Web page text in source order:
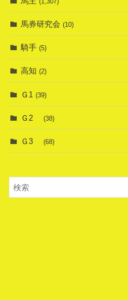
馬券研究会 (10)
騎手 (5)
高知 (2)
Ｇ1 (39)
Ｇ2 (38)
Ｇ3 (68)